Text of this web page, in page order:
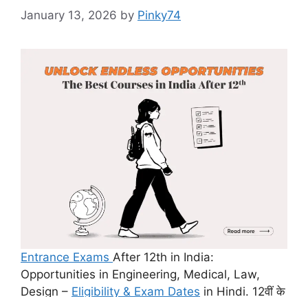
January 13, 2026 by Pinky74
Entrance Exams After 12th in India:
Opportunities in Engineering, Medical, Law,
Design – Eligibility & Exam Dates in Hindi. 12वीं के